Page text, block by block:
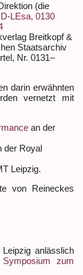
(die
D-LEsa, 0130
Breitkopf &
Staatsarchiv
Nr. 0131–
darin erwähnten
vernetzt mit
an der
der Royal
Leipzig.
von Reineckes
anlässlich
Symposium zum